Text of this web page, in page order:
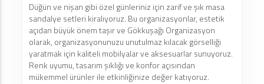
Düğün ve nişan gibi özel günleriniz için zarif ve şık masa
sandalye setleri kiralıyoruz. Bu organizasyonlar, estetik
açıdan büyük önem taşır ve Gökkuşağı Organizasyon
olarak, organizasyonunuzu unutulmaz kılacak görselliği
yaratmak için kaliteli mobilyalar ve aksesuarlar sunuyoruz.
Renk uyumu, tasarım şıklığı ve konfor açısından
mükemmel ürünler ile etkinliğinize değer katıyoruz.